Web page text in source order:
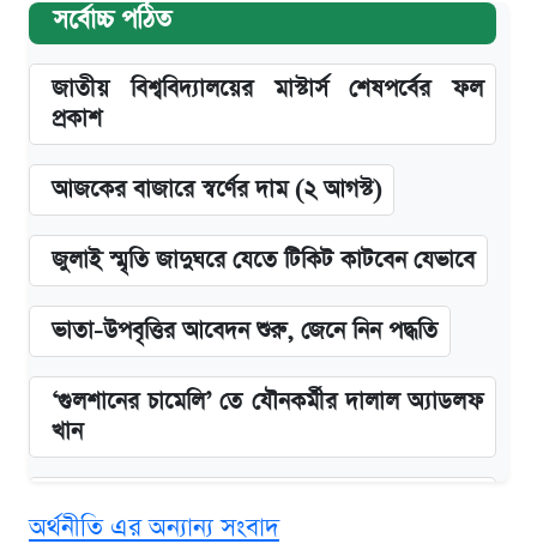
সর্বোচ্চ পঠিত
জাতীয় বিশ্ববিদ্যালয়ের মাস্টার্স শেষপর্বের ফল
প্রকাশ
আজকের বাজারে স্বর্ণের দাম (২ আগস্ট)
জুলাই স্মৃতি জাদুঘরে যেতে টিকিট কাটবেন যেভাবে
ভাতা-উপবৃত্তির আবেদন শুরু, জেনে নিন পদ্ধতি
‘গুলশানের চামেলি’ তে যৌনকর্মীর দালাল অ্যাডলফ
খান
দাম ও ফিচার
অর্থনীতি এর অন্যান্য সংবাদ